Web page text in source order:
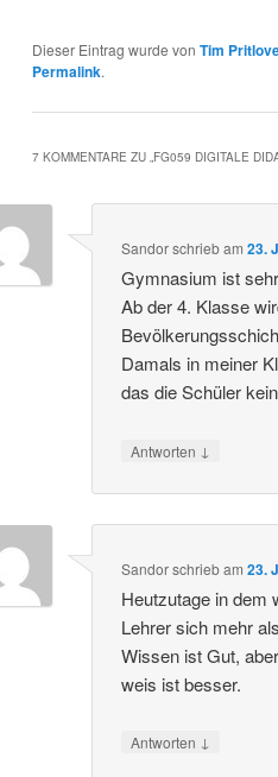
Dieser Eintrag wurde von Tim
Permalink.
7 KOMMENTARE ZU „FG059 DIGITALE
Sandorschriebam23.
Gymnasium ist
Ab der 4. Klasse
Damals in meiner
das die Schüler
Antworten ↓
Sandorschriebam23.
Heutzutage in dem
Lehrer sich mehr
Wissen ist Gut,
weis ist besser.
Antworten ↓